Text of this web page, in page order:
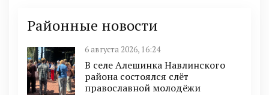
Районные новости
6 августа 2026, 16:24
В селе Алешинка Навлинского
района состоялся слёт
православной молодёжи